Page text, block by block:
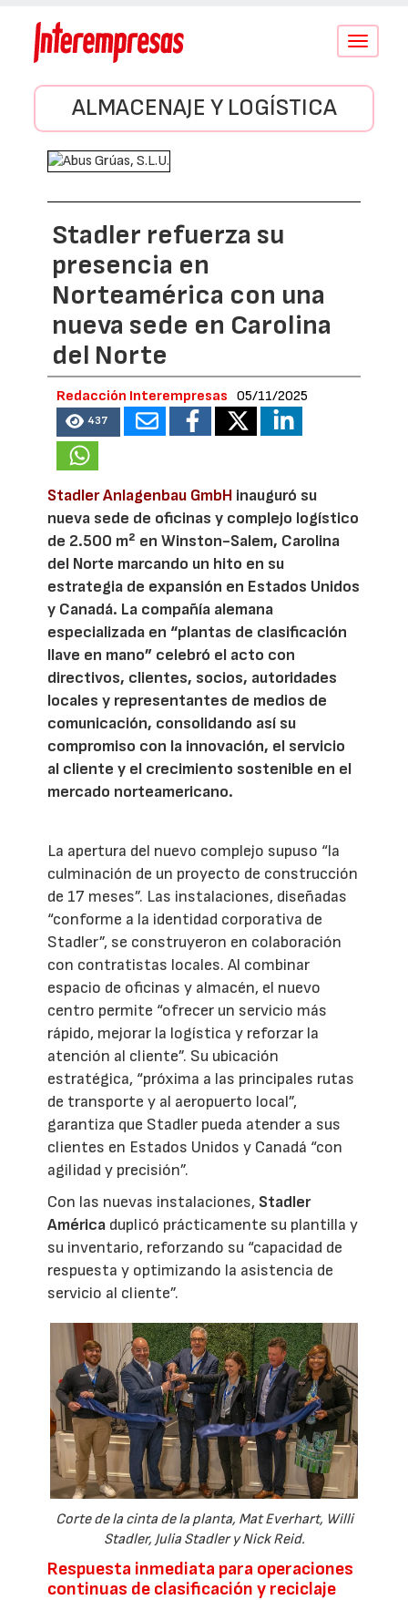
Conmutar
ALMACENAJE Y LOGÍSTICA
Stadler refuerza su
presencia en
Norteamérica con una
nueva sede en Carolina
del Norte
Redacción Interempresas 05/11/2025
437
Stadler Anlagenbau GmbH inauguró su
nueva sede de oficinas y complejo logístico
de 2.500 m² en Winston-Salem, Carolina
del Norte marcando un hito en su
estrategia de expansión en Estados Unidos
y Canadá. La compañía alemana
especializada en “plantas de clasificación
llave en mano” celebró el acto con
directivos, clientes, socios, autoridades
locales y representantes de medios de
comunicación, consolidando así su
compromiso con la innovación, el servicio
al cliente y el crecimiento sostenible en el
mercado norteamericano.
La apertura del nuevo complejo supuso “la
culminación de un proyecto de construcción
de 17 meses”. Las instalaciones, diseñadas
“conforme a la identidad corporativa de
Stadler”, se construyeron en colaboración
con contratistas locales. Al combinar
espacio de oficinas y almacén, el nuevo
centro permite “ofrecer un servicio más
rápido, mejorar la logística y reforzar la
atención al cliente”. Su ubicación
estratégica, “próxima a las principales rutas
de transporte y al aeropuerto local”,
garantiza que Stadler pueda atender a sus
clientes en Estados Unidos y Canadá “con
agilidad y precisión”.
Con las nuevas instalaciones, Stadler
América duplicó prácticamente su plantilla y
su inventario, reforzando su “capacidad de
respuesta y optimizando la asistencia de
servicio al cliente”.
Corte de la cinta de la planta, Mat Everhart, Willi
Stadler, Julia Stadler y Nick Reid.
Respuesta inmediata para operaciones
continuas de clasificación y reciclaje